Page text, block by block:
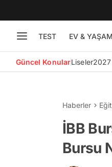
TEST EV & YAŞAM
Güncel KonularLiseler2027
Haberler
İBB
Bursu